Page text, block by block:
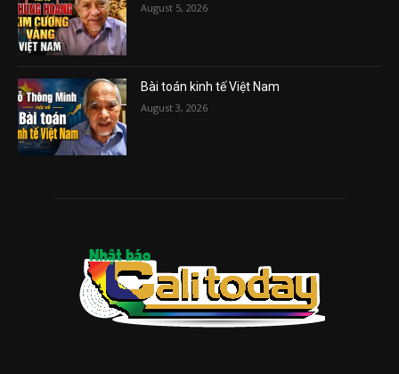
August 5, 2026
Bài toán kinh tế Việt Nam
August 3, 2026